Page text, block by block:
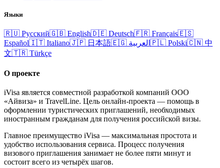
Языки
🇷🇺 Русский🇬🇧 English🇩🇪 Deutsch🇫🇷 Français🇪🇸
Español🇮🇹 Italiano🇯🇵 日本語🇪🇬 العربية 🇵🇱 Polski🇨🇳 中
文🇹🇷 Türkçe
О проекте
iVisa является совместной разработкой компаний ООО
«Айвиза» и TravelLine. Цель онлайн-проекта — помощь в
оформлении туристических приглашений, необходимых
иностранным гражданам для получения российской визы.
Главное преимущество iVisa — максимальная простота и
удобство использования сервиса. Процесс получения
визового приглашения занимает не более пяти минут и
состоит всего из четырёх шагов.